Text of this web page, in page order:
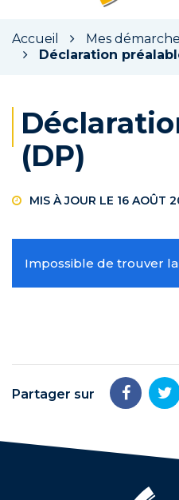
Accueil
Mes
Déclaration
(DP)
MIS À JOUR LE 16 AOÛT
Impossible de trouver la
Partager sur